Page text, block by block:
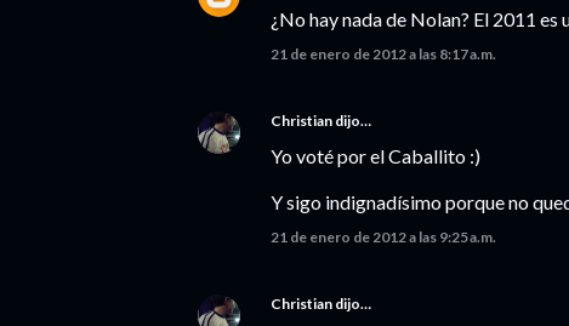
¿No hay nada de Nolan? El 2011 es
21 de enero de 2012 a las 8:17 a.m.
Christian dijo…
Yo voté por el Caballito :)
Y sigo indignadísimo porque no
21 de enero de 2012 a las 9:25 a.m.
Christian dijo…